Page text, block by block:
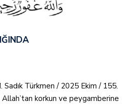
Türkmen / 2025 Ekim / 155.
Allah’tan korkun ve peygamberine